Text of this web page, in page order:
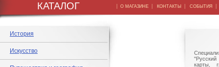
КАТАЛОГ | О МАГАЗИНЕ | КОНТАКТЫ | СОБЫТИЯ
История
Искусство
"Русский
карты,